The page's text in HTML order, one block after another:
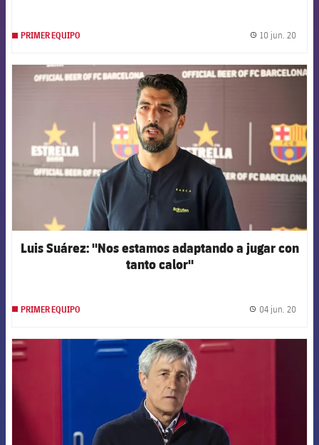
PRIMER EQUIPO 10 jun. 20
FCB Barcelona badge
Luis Suárez: "Nos estamos adaptando a jugar con
tanto calor"
PRIMER EQUIPO 04 jun. 20
FCB Barcelona badge